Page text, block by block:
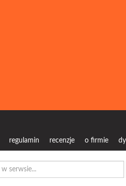
regulamin recenzje o firmie